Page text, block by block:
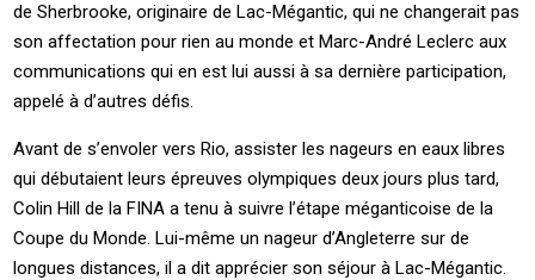
de Sherbrooke, originaire de Lac-Mégantic, qui ne changerait pas
son affectation pour rien au monde et Marc-André Leclerc aux
communications qui en est lui aussi à sa dernière participation,
appelé à d’autres défis.
Avant de s’envoler vers Rio, assister les nageurs en eaux libres
qui débutaient leurs épreuves olympiques deux jours plus tard,
Colin Hill de la FINA a tenu à suivre l’étape méganticoise de la
Coupe du Monde. Lui-même un nageur d’Angleterre sur de
longues distances, il a dit apprécier son séjour à Lac-Mégantic.